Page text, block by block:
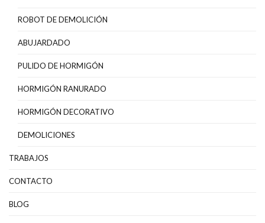
ROBOT DE DEMOLICIÓN
ABUJARDADO
PULIDO DE HORMIGÓN
HORMIGÓN RANURADO
HORMIGÓN DECORATIVO
DEMOLICIONES
TRABAJOS
CONTACTO
BLOG